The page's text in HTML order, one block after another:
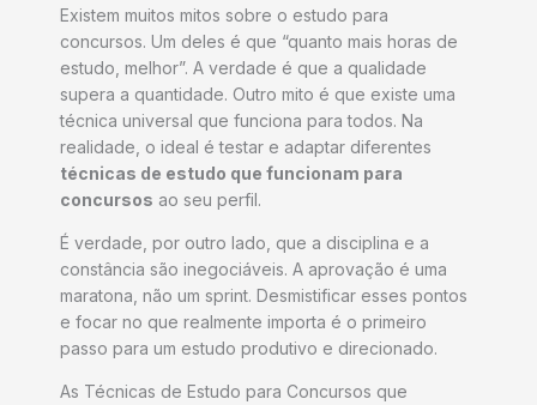
Existem muitos mitos sobre o estudo para
concursos. Um deles é que “quanto mais horas de
estudo, melhor”. A verdade é que a qualidade
supera a quantidade. Outro mito é que existe uma
técnica universal que funciona para todos. Na
realidade, o ideal é testar e adaptar diferentes
técnicas de estudo que funcionam para
concursos ao seu perfil.
É verdade, por outro lado, que a disciplina e a
constância são inegociáveis. A aprovação é uma
maratona, não um sprint. Desmistificar esses pontos
e focar no que realmente importa é o primeiro
passo para um estudo produtivo e direcionado.
As Técnicas de Estudo para Concursos que